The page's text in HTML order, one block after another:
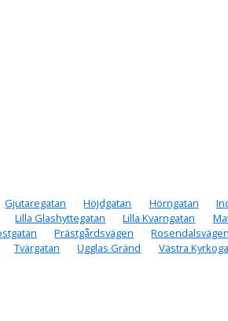
Gjutaregatan Höjdgatan Hörngatan
Lilla Glashyttegatan Lilla Kvarngatan
Prästgårdsvägen
Rosendalsvägen
Tvärgatan Ugglas Gränd Västra